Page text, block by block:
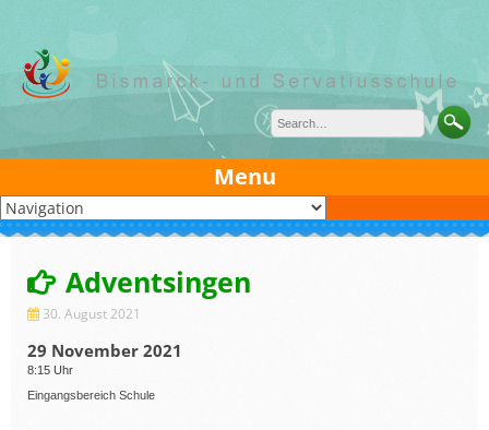
content
Menu
Adventsingen
30. August 2021
29 November 2021
8:15 Uhr
Eingangsbereich Schule